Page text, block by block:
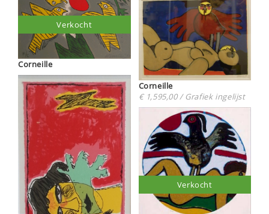
Corneille
Verkocht
Corneille
€ 1,595,00 / Grafiek ingelijst
Verkocht